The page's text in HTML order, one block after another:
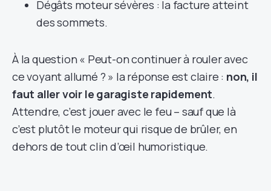
Dégâts moteur sévères : la facture atteint
des sommets.
À la question « Peut-on continuer à rouler avec
ce voyant allumé ? » la réponse est claire : non, il
faut aller voir le garagiste rapidement.
Attendre, c’est jouer avec le feu – sauf que là
c’est plutôt le moteur qui risque de brûler, en
dehors de tout clin d’œil humoristique.